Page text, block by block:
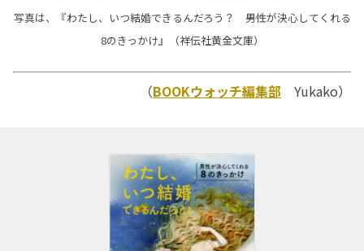
写真は、『わたし、いつ結婚できるんだろう？ ――男性が決心してくれる
8のきっかけ』（祥伝社黄金文庫）
（BOOKウォッチ編集部 Yukako）